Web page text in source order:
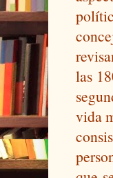
las
vida